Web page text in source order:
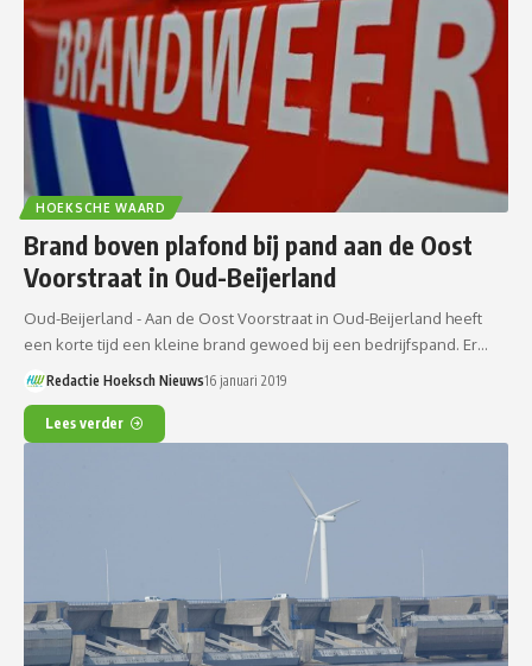
HOEKSCHE WAARD
Brand boven plafond bij pand aan de Oost
Voorstraat in Oud-Beijerland
Oud-Beijerland - Aan de Oost Voorstraat in Oud-Beijerland heeft
een korte tijd een kleine brand gewoed bij een bedrijfspand. Er…
Redactie Hoeksch Nieuws16 januari 2019
Lees verder